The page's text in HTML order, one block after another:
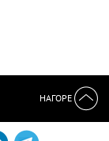
НАГОРЕ